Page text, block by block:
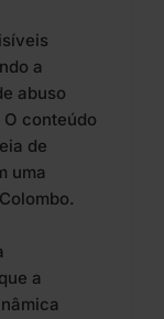
a
abuso
conteúdo
de
uma
a